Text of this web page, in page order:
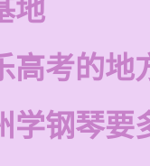
地
高考的地
学钢琴要